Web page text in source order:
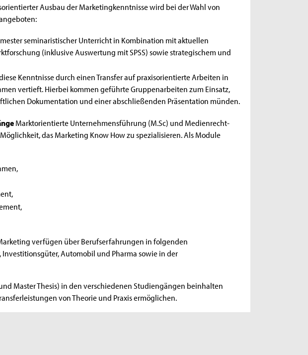
Ausbau der Marketingkenntnisse wird bei der Wahl von
seminaristischer Unterricht in Kombination mit aktuellen
(inklusive Auswertung mit SPSS) sowie strategischem und
Kenntnisse durch einen Transfer auf praxisorientierte Arbeiten in
vertieft. Hierbei kommen geführte Gruppenarbeiten zum Einsatz,
Dokumentation und einer abschließenden Präsentation münden.
Marktorientierte Unternehmensführung (M.Sc) und Medienrecht-
das Marketing Know How zu spezialisieren. Als Module
verfügen über Berufserfahrungen in folgenden
Automobil und Pharma sowie in der
Master Thesis) in den verschiedenen Studiengängen beinhalten
von Theorie und Praxis ermöglichen.